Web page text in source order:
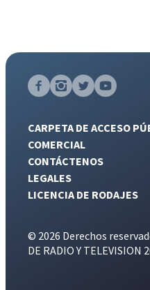
CARPETA DE ACCESO
COMERCIAL
CONTÁCTENOS
LEGALES
LICENCIA DE RODAJES
© 2026 Derechos
DE RADIO Y TELEVISION